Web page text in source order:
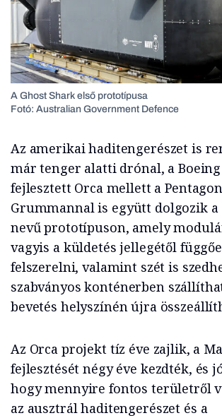
A Ghost Shark első prototípusa
Fotó: Australian Government Defence
Az amerikai haditengerészet is
már tenger alatti drónal, a
fejlesztett Orca mellett a
Grummannal is együtt dolgozik a
nevű prototípuson, amely
vagyis a küldetés jellegétől
felszerelni, valamint szét is
szabványos konténerben
bevetés helyszínén újra
Az Orca projekt tíz éve zajlik, a
fejlesztését négy éve kezdték, és
hogy mennyire fontos területről
az ausztrál haditengerészet és a